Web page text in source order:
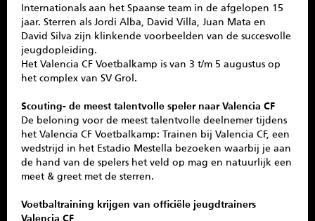
Internationals aan het Spaanse team in de afgelopen 15
jaar. Sterren als Jordi Alba, David Villa, Juan Mata en
David Silva zijn klinkende voorbeelden van de succesvolle
jeugdopleiding.
Het Valencia CF Voetbalkamp is van 3 t/m 5 augustus op
het complex van SV Grol.
Scouting- de meest talentvolle speler naar Valencia CF
De beloning voor de meest talentvolle deelnemer tijdens
het Valencia CF Voetbalkamp: Trainen bij Valencia CF, een
wedstrijd in het Estadio Mestella bezoeken waarbij je aan
de hand van de spelers het veld op mag en natuurlijk een
meet & greet met de sterren.
Voetbaltraining krijgen van officiële jeugdtrainers
Valencia CF